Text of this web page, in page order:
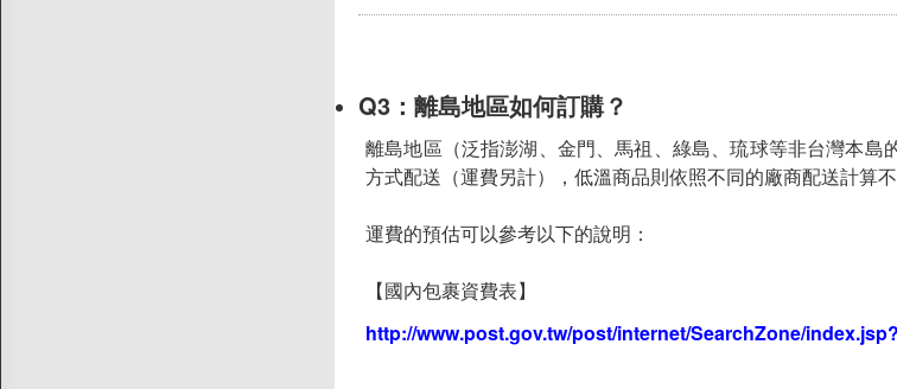
Q3： 離島地區如何訂購？
離島地區（泛指澎湖、金門、馬祖、綠島、琉球等非台灣本
方式配送（運費另計），低溫商品則依照不同的廠商配送計算
運費的預估可以參考以下的說明：
【國內包裹資費表】
http://www.post.gov.tw/post/internet/SearchZone/